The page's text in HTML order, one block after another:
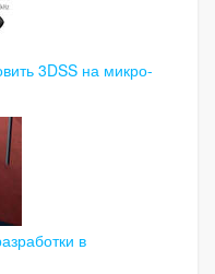
3DSS на микро-
в